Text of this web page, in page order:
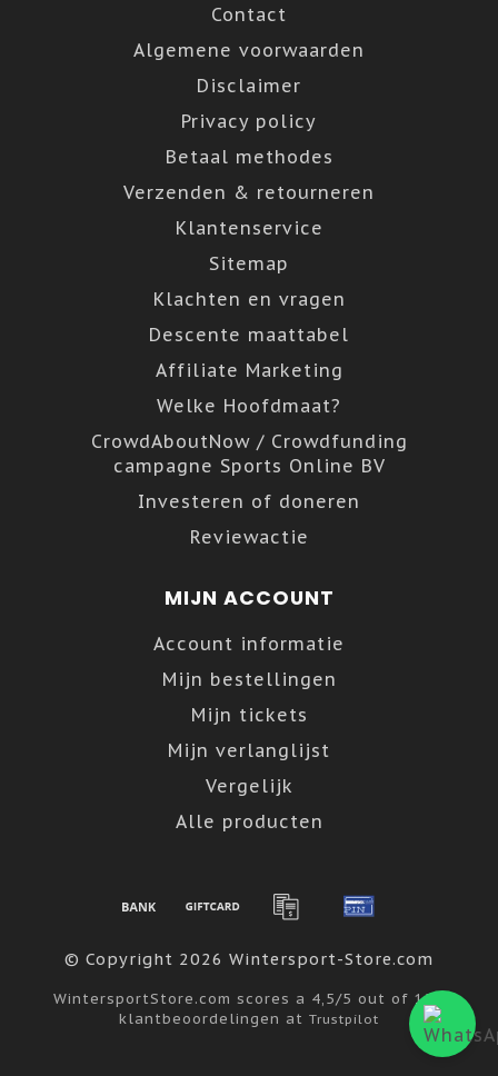
Contact
Algemene voorwaarden
Disclaimer
Privacy policy
Betaal methodes
Verzenden & retourneren
Klantenservice
Sitemap
Klachten en vragen
Descente maattabel
Affiliate Marketing
Welke Hoofdmaat?
CrowdAboutNow / Crowdfunding
campagne Sports Online BV
Investeren of doneren
Reviewactie
MIJN ACCOUNT
Account informatie
Mijn bestellingen
Mijn tickets
Mijn verlanglijst
Vergelijk
Alle producten
© Copyright 2026 Wintersport-Store.com
WintersportStore.com scores a 4,5/5 out of 122
klantbeoordelingen at Trustpilot